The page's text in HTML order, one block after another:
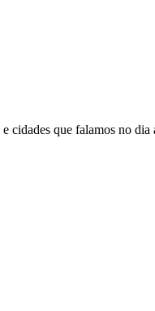
cidades que falamos no